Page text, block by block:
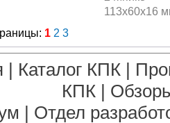
113x60x16
1 2 3
| Каталог КПК |
КПК |
| Отдел